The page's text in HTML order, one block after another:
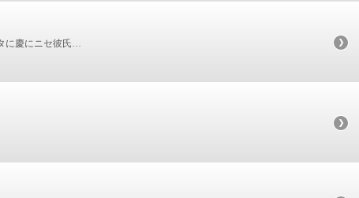
に慶にニセ彼氏…